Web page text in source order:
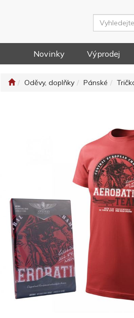
Novinky Výprodej
Oděvy, doplňky Pánské